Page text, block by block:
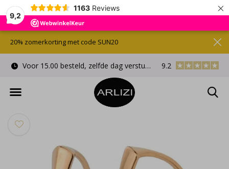
9,2
1163 Reviews ×
Voor 15.00 besteld, zelfde dag verstuurd Gratis
9.2
20% zomerkorting met code SUN20